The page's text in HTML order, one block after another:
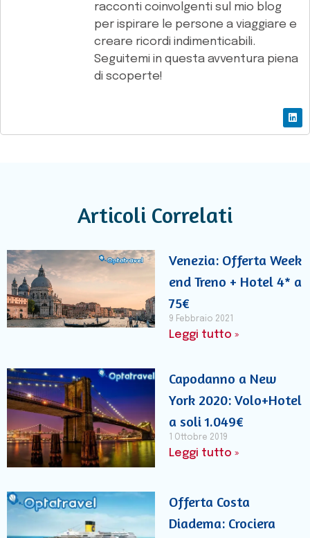
racconti coinvolgenti sul mio blog
per ispirare le persone a viaggiare e
creare ricordi indimenticabili.
Seguitemi in questa avventura piena
di scoperte!
Articoli Correlati
Venezia: Offerta Week
end Treno + Hotel 4* a
75€
9 Febbraio 2021
Leggi tutto »
Capodanno a New
York 2020: Volo+Hotel
a soli 1.049€
1 Ottobre 2019
Leggi tutto »
Offerta Costa
Diadema: Crociera